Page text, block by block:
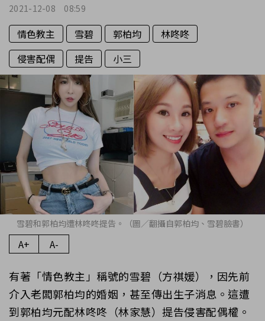
2021-12-08 08:59
情色教主 雪碧 郭柏均
林咚咚
侵害配偶
提告 小三
雪碧和郭柏均遭林咚咚提告。（圖／翻攝自郭柏均、雪碧臉書）
A+ A-
有著「情色教主」稱號的雪碧（方祺媛），因先前
介入老闆郭柏均的婚姻，甚至傳出生子消息。這遭
到郭柏均元配林咚咚（林家慧）提告侵害配偶權。